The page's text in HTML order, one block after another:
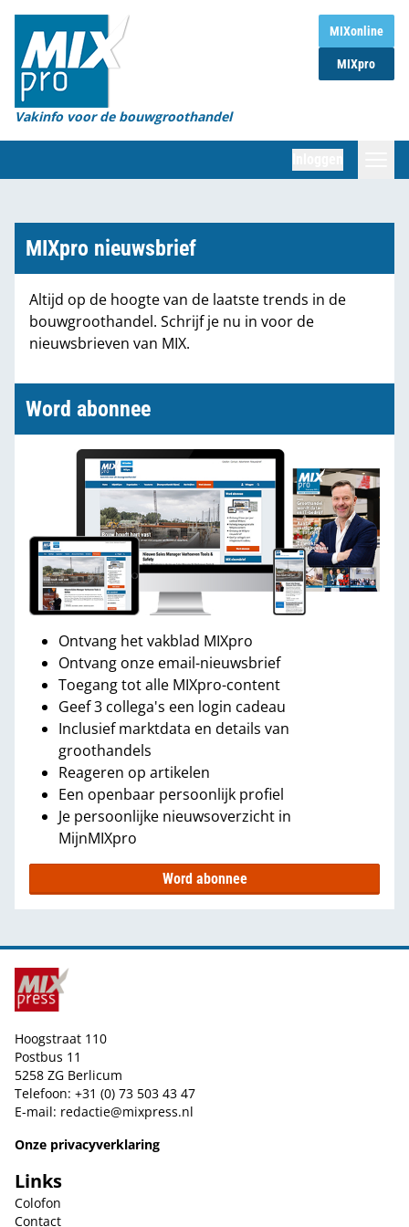
MIXonline
MIXpro
Vakinfo voor de bouwgroothandel
Home
Magazines
Organisaties
Marktcijfers
Partners
MIXpro nieuwsbrief
Altijd op de hoogte van de laatste trends in de
bouwgroothandel. Schrijf je nu in voor de
nieuwsbrieven van MIX.
Word abonnee
Ontvang het vakblad MIXpro
Ontvang onze email-nieuwsbrief
Toegang tot alle MIXpro-content
Geef 3 collega's een login cadeau
Inclusief marktdata en details van
groothandels
Reageren op artikelen
Een openbaar persoonlijk profiel
Je persoonlijke nieuwsoverzicht in
MijnMIXpro
Word abonnee
Hoogstraat 110
Postbus 11
5258 ZG Berlicum
Telefoon: +31 (0) 73 503 43 47
E-mail: redactie@mixpress.nl
Onze privacyverklaring
Links
Colofon
Contact